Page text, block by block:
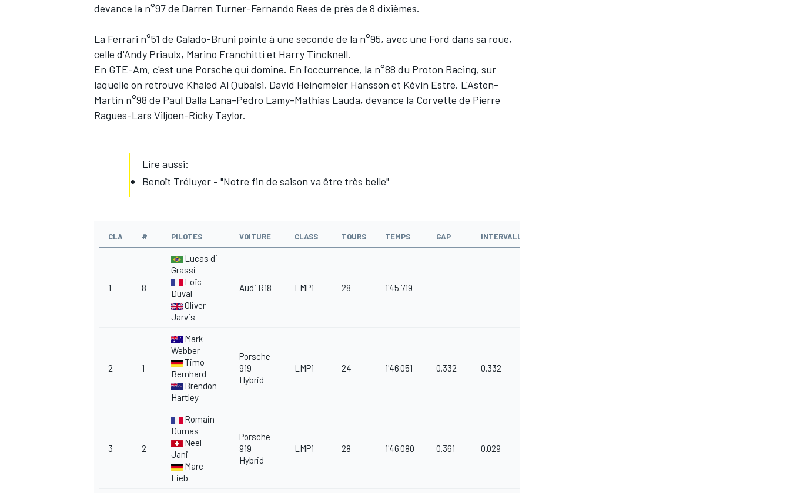
AUTRES CHAMPIONNATS
devance la n°97 de Darren Turner-Fernando Rees de près de 8 dixièmes.
La Ferrari n°51 de Calado-Bruni pointe à une seconde de la n°95, avec une Ford dans sa roue,
celle d'Andy Priaulx, Marino Franchitti et Harry Tincknell.
En GTE-Am, c'est une Porsche qui domine. En l'occurrence, la n°88 du Proton Racing, sur
laquelle on retrouve Khaled Al Qubaisi, David Heinemeier Hansson et Kévin Estre. L'Aston-
Martin n°98 de Paul Dalla Lana-Pedro Lamy-Mathias Lauda, devance la Corvette de Pierre
Ragues-Lars Viljoen-Ricky Taylor.
Lire aussi:
Benoît Tréluyer - "Notre fin de saison va être très belle"
CLA # PILOTES VOITURE CLASS TOURS TEMPS GAP INTERVALLE
1 8
Lucas di
Grassi
Loïc
Duval
Oliver
Jarvis
Audi R18 LMP1 28 1'45.719
2 1
Mark
Webber
Timo
Bernhard
Brendon
Hartley
Porsche
919
Hybrid
LMP1 24 1'46.051 0.332 0.332
3 2
Romain
Dumas
Neel
Jani
Marc
Lieb
Porsche
919
Hybrid
LMP1 28 1'46.080 0.361 0.029